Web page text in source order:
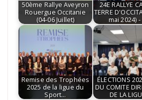
50ème Rallye Aveyron
Rouergue Occitanie
(04-06 Juillet)
24E RALLYE
TERRE
mai 2024)
Remise des Trophées
2025 de la ligue du
Sport…
ÉLECTIONS
DU COMITE
DE LA